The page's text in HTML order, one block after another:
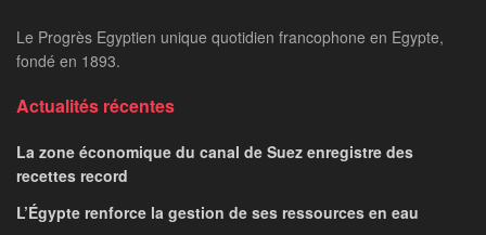
Le Progrès Egyptien unique quotidien francophone en Egypte,
fondé en 1893.
Actualités récentes
La zone économique du canal de Suez enregistre des
recettes record
L’Égypte renforce la gestion de ses ressources en eau